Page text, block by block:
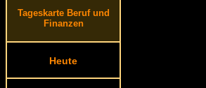
Tageskarte Beruf und
Finanzen
Heute